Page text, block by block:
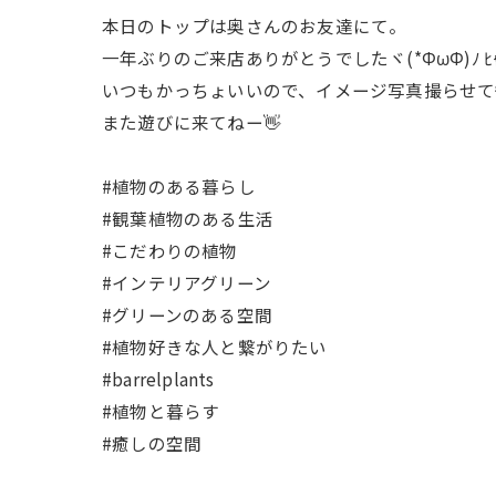
本日のトップは奥さんのお友達にて。
一年ぶりのご来店ありがとうでしたヾ(*ΦωΦ)ﾉ ﾋ
いつもかっちょいいので、イメージ写真撮らせ
また遊びに来てねー👋
#植物のある暮らし
#観葉植物のある生活
#こだわりの植物
#インテリアグリーン
#グリーンのある空間
#植物好きな人と繋がりたい
#barrelplants
#植物と暮らす
#癒しの空間